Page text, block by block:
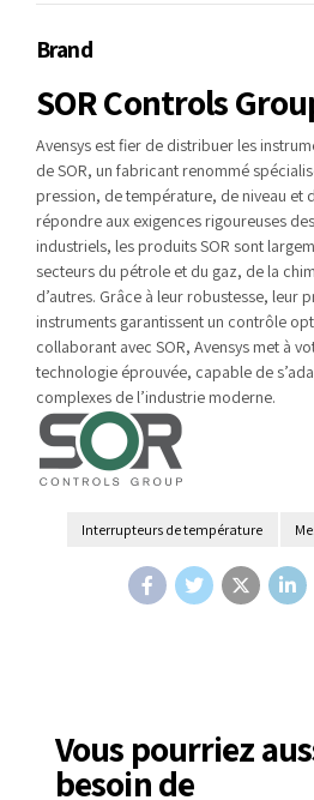
Brand
SOR Controls
Avensys est fier de distribuer les
de SOR, un fabricant renommé
pression, de température, de niveau et
répondre aux exigences rigoureuses
industriels, les produits SOR sont
secteurs du pétrole et du gaz, de la
d’autres. Grâce à leur robustesse, leur
instruments garantissent un contrôle
collaborant avec SOR, Avensys met à
technologie éprouvée, capable de
complexes de l’industrie moderne.
Interrupteurs de température
Vous pourriez
besoin de